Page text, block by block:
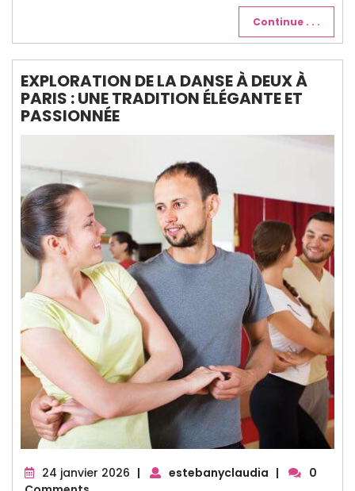
Continue . . .
EXPLORATION DE LA DANSE À DEUX À
PARIS : UNE TRADITION ÉLÉGANTE ET
PASSIONNÉE
24 janvier 2026 24
| estebanyclaudia |
0